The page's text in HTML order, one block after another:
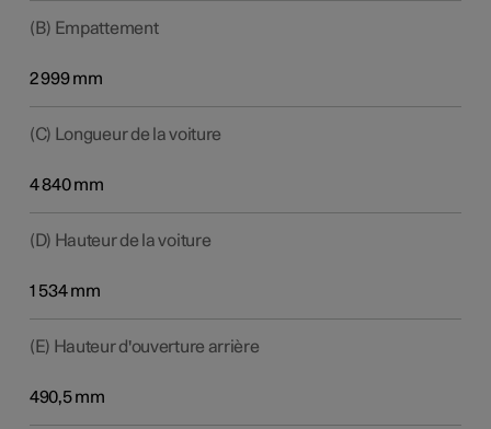
(B) Empattement
2 999 mm
(C) Longueur de la voiture
4 840 mm
(D) Hauteur de la voiture
1 534 mm
(E) Hauteur d'ouverture arrière
490,5 mm